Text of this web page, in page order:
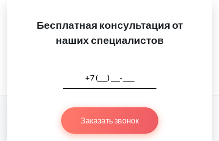
Бесплатная консультация от
наших специалистов
Заказать звонок